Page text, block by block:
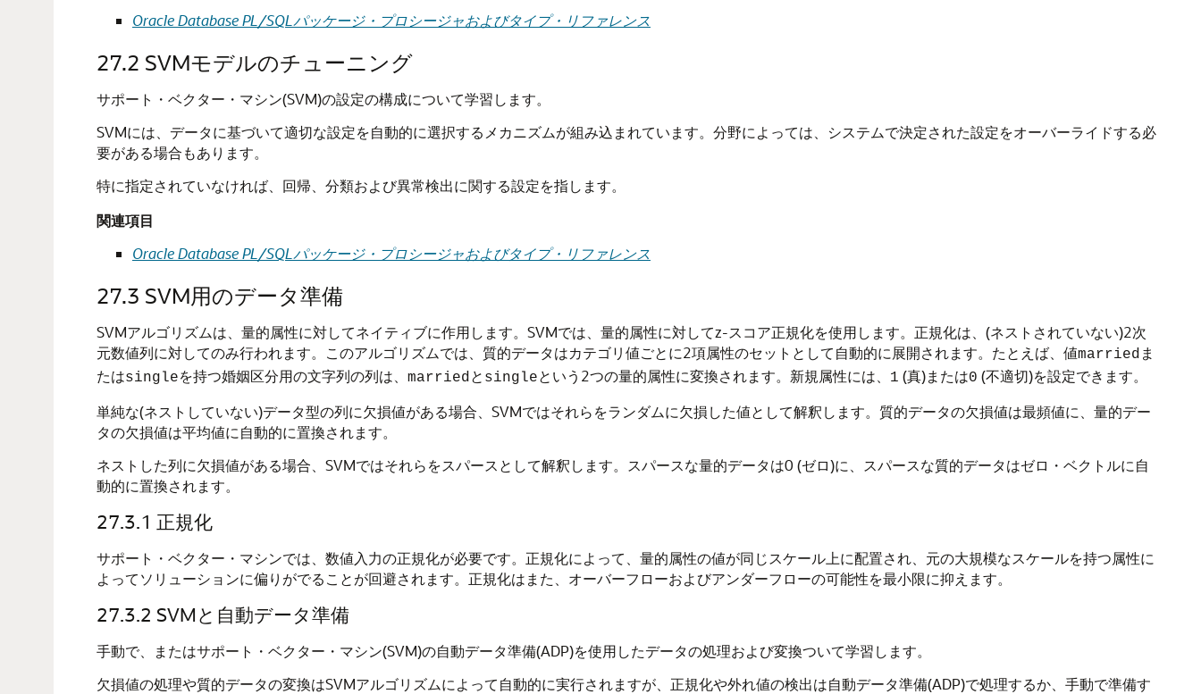
Oracle Database PL/SQLパッケージ・プロシージャおよびタイプ・リファレンス
27.2 SVMモデルのチューニング
サポート・ベクター・マシン(SVM)の設定の構成について学習します。
SVMには、データに基づいて適切な設定を自動的に選択するメカニズムが組み込まれています。分野によっては、システムで決定された設定をオーバーライドする必
要がある場合もあります。
特に指定されていなければ、回帰、分類および異常検出に関する設定を指します。
関連項目
Oracle Database PL/SQLパッケージ・プロシージャおよびタイプ・リファレンス
27.3 SVM用のデータ準備
SVMアルゴリズムは、量的属性に対してネイティブに作用します。SVMでは、量的属性に対してz-スコア正規化を使用します。正規化は、(ネストされていない)2次
元数値列に対してのみ行われます。このアルゴリズムでは、質的データはカテゴリ値ごとに2項属性のセットとして自動的に展開されます。たとえば、値married ま
たはsingleを持つ婚姻区分用の文字列の列は、 marriedと singleという2つの量的属性に変換されます。新規属性には、 1 (真)または0 (不適切)を設定できます。
単純な(ネストしていない)データ型の列に欠損値がある場合、SVMではそれらをランダムに欠損した値として解釈します。質的データの欠損値は最頻値に、量的デー
タの欠損値は平均値に自動的に置換されます。
ネストした列に欠損値がある場合、SVMではそれらをスパースとして解釈します。スパースな量的データは0 (ゼロ)に、スパースな質的データはゼロ・ベクトルに自
動的に置換されます。
27.3.1 正規化
サポート・ベクター・マシンでは、数値入力の正規化が必要です。正規化によって、量的属性の値が同じスケール上に配置され、元の大規模なスケールを持つ属性に
よってソリューションに偏りがでることが回避されます。正規化はまた、オーバーフローおよびアンダーフローの可能性を最小限に抑えます。
27.3.2 SVMと自動データ準備
手動で、またはサポート・ベクター・マシン(SVM)の自動データ準備(ADP)を使用したデータの処理および変換ついて学習します。
欠損値の処理や質的データの変換はSVMアルゴリズムによって自動的に実行されますが、正規化や外れ値の検出は自動データ準備(ADP)で処理するか、手動で準備す